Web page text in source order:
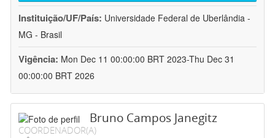
Instituição/UF/País: Universidade Federal de Uberlândia -
MG - Brasil
Vigência: Mon Dec 11 00:00:00 BRT 2023-Thu Dec 31
00:00:00 BRT 2026
Bruno Campos Janegitz
COORDENADOR(A)